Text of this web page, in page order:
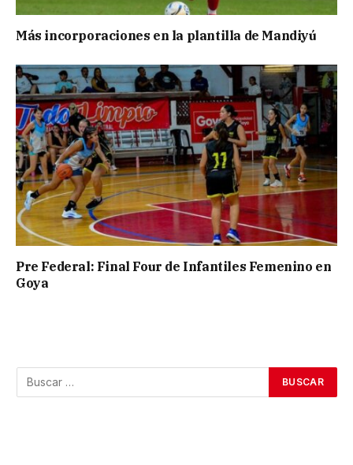
Más incorporaciones en la plantilla de Mandiyú
Pre Federal: Final Four de Infantiles Femenino en
Goya